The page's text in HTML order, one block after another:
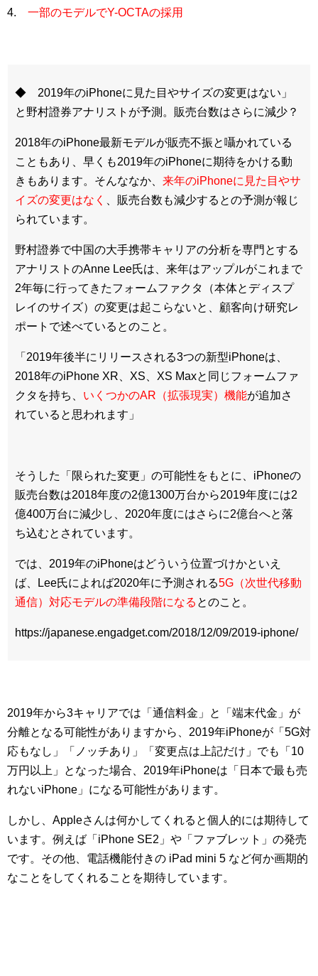
4. 一部のモデルでY-OCTAの採用
◆ 2019年のiPhoneに見た目やサイズの変更はない」
と野村證券アナリストが予測。販売台数はさらに減少？
2018年のiPhone最新モデルが販売不振と囁かれている
こともあり、早くも2019年のiPhoneに期待をかける動
きもあります。そんななか、 来年のiPhoneに見た目やサ
イズの変更はなく
、販売台数も減少するとの予測が報じ
られています。
野村證券で中国の大手携帯キャリアの分析を専門とする
アナリストのAnne Lee氏は、来年はアップルがこれまで
2年毎に行ってきたフォームファクタ（本体とディスプ
レイのサイズ）の変更は起こらないと、顧客向け研究レ
ポートで述べているとのこと。
「2019年後半にリリースされる3つの新型iPhoneは、
2018年のiPhone XR、XS、XS Maxと同じフォームファ
クタを持ち、 いくつかのAR（拡張現実）機能が追加さ
れていると思われます」
そうした「限られた変更」の可能性をもとに、iPhoneの
販売台数は2018年度の2億1300万台から2019年度には2
億400万台に減少し、2020年度にはさらに2億台へと落
ち込むとされています。
では、2019年のiPhoneはどういう位置づけかといえ
ば、Lee氏によれば2020年に予測される5G（次世代移動
通信）対応モデルの準備段階になる とのこと。
https://japanese.engadget.com/2018/12/09/2019-iphone/
2019年から3キャリアでは「通信料金」と「端末代金」が
分離となる可能性がありますから、2019年iPhoneが「5G対
応もなし」「ノッチあり」「変更点は上記だけ」でも「10
万円以上」となった場合、2019年iPhoneは「日本で最も売
れないiPhone」になる可能性があります。
しかし、Appleさんは何かしてくれると個人的には期待して
います。例えば「iPhone SE2」や「ファブレット」の発売
です。その他、電話機能付きの iPad mini 5 など何か画期的
なことをしてくれることを期待しています。